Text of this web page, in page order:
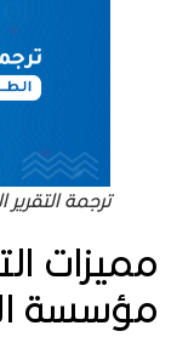
ترجمة التقرير